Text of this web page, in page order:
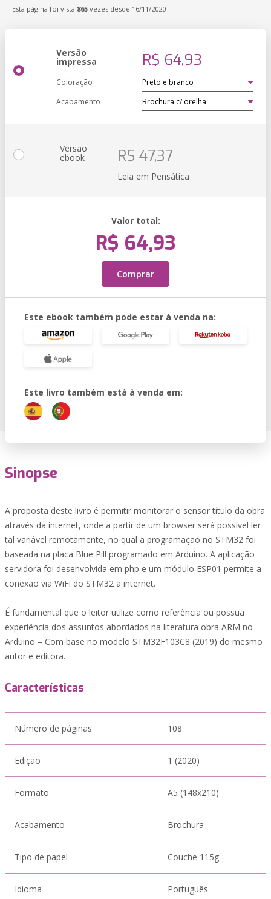
Esta página foi vista 865 vezes desde 16/11/2020
Versão
impressa R$ 64,93
Coloração
Acabamento
Versão
ebook R$ 47,37
Leia em Pensática
Valor total:
R$ 64,93
Comprar
Este ebook também pode estar à venda na:
Este livro também está à venda em:
Sinopse
A proposta deste livro é permitir monitorar o sensor título da obra
através da internet, onde a partir de um browser será possível ler
tal variável remotamente, no qual a programação no STM32 foi
baseada na placa Blue Pill programado em Arduino. A aplicação
servidora foi desenvolvida em php e um módulo ESP01 permite a
conexão via WiFi do STM32 a internet.
É fundamental que o leitor utilize como referência ou possua
experiência dos assuntos abordados na literatura obra ARM no
Arduino – Com base no modelo STM32F103C8 (2019) do mesmo
autor e editora.
Características
Número de páginas 108
Edição 1 (2020)
Formato A5 (148x210)
Acabamento Brochura
Tipo de papel Couche 115g
Idioma Português